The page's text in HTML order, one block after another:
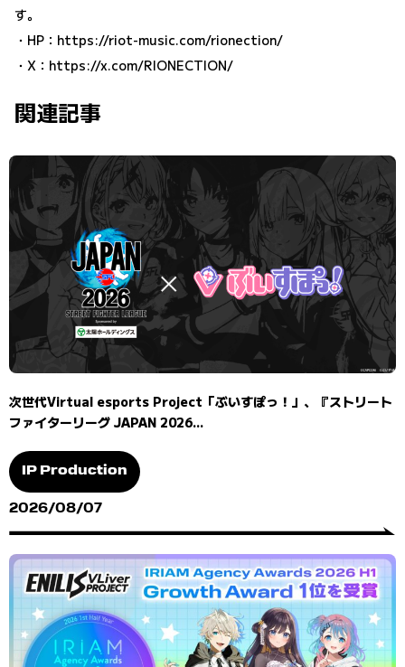
す。
・HP： https://riot-music.com/rionection/
・X： https://x.com/RIONECTION/
関連記事
次世代Virtual esports Project「ぶいすぽっ！」、『ストリート
ファイターリーグ JAPAN 2026...
IP Production
2026/08/07